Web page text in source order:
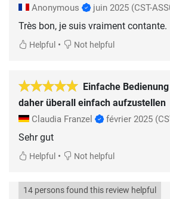
Anonymous juin 2025 (CST-
Très bon, je suis vraiment contante.
Helpful • Not helpful
Einfache
daher überall einfach aufzustellen
Claudia Franzel février 2025
Sehr gut
Helpful • Not helpful
14 persons found this review helpful